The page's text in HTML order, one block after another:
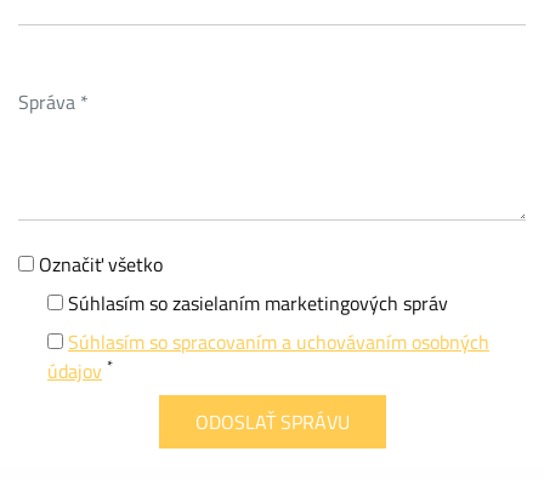
Označiť všetko
Súhlasím so zasielaním marketingových správ
Súhlasím so spracovaním a uchovávaním osobných
údajov *